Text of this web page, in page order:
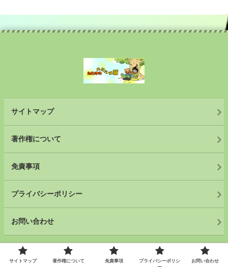
サイトマップ
著作権について
免責事項
プライバシーポリシー
お問い合わせ
© 2021 .
サイトマップ 著作権について 免責事項
プライバシーポリシ
お問い合わせ